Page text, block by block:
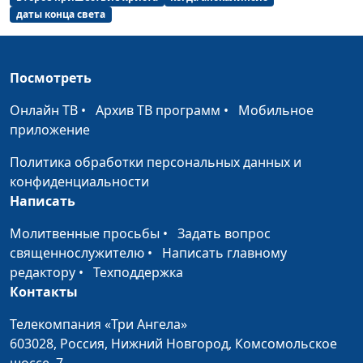
Как правильно
Что просить в
молитве? (вторая
часть)
Юлия Уткина, Николай
священнослужитель и
Что просить в
молитве? (первая
часть)
Кунцевич,
священнослужитель и
Елена Варнавская
Где брать силы, чтобы
преодолеть
трудности? Молитва
Отче Наш
Кунцевич,
священнослужитель и
даты конца света
Посмотреть
Онлайн ТВ • Архив ТВ программ • Мобильное
приложение
Политика обработки персональных данных и
конфиденциальности
Написать
Молитвенные просьбы • Задать вопрос
священнослужителю • Написать главному
редактору • Техподдержка
Контакты
Телекомпания «Три Ангела»
603028, Россия, Нижний Новгород, Комсомольское